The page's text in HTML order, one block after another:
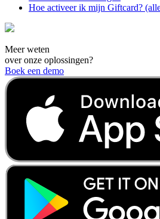
Hoe activeer ik mijn Giftcard?
Meer weten
over onze oplossingen?
Boek een demo